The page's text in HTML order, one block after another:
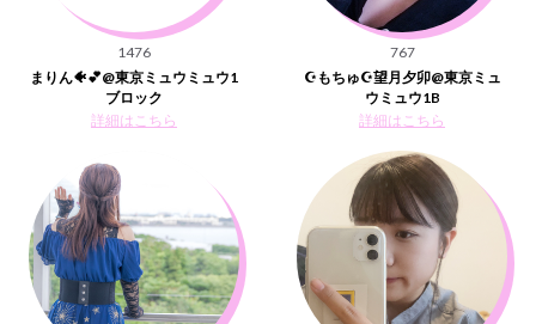
1476
まりん🐠💕@東京ミュウミュウ1
ブロック
詳細はこちら
767
☪もちゅ☪望月夕卯@東京ミュ
ウミュウ1B
詳細はこちら